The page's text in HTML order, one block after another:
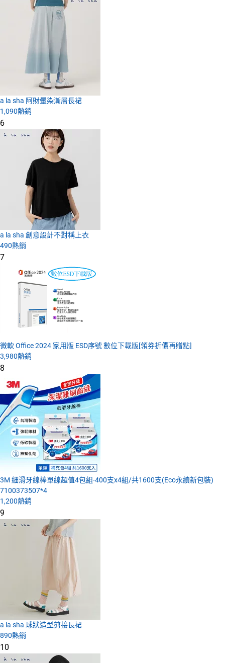
a la sha 阿財暈染漸層長裙
1,090熱銷
6
a la sha 創意設計不對稱上衣
490熱銷
7
微軟 Office 2024 家用版 ESD序號 數位下載版[領券折價再贈點]
3,980熱銷
8
3M 細滑牙線棒單線超值4包組-400支x4組/共1600支(Eco永續新包裝)
7100373507*4
1,200熱銷
9
a la sha 球狀造型剪接長裙
890熱銷
10